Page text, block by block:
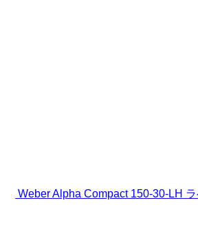
Weber Alpha Compact 150-30-LH